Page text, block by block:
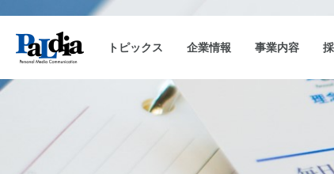
トピックス
企業理念 沿革
企業情報
キャンペーン事務局運用 CAM-SAKU
事業内容